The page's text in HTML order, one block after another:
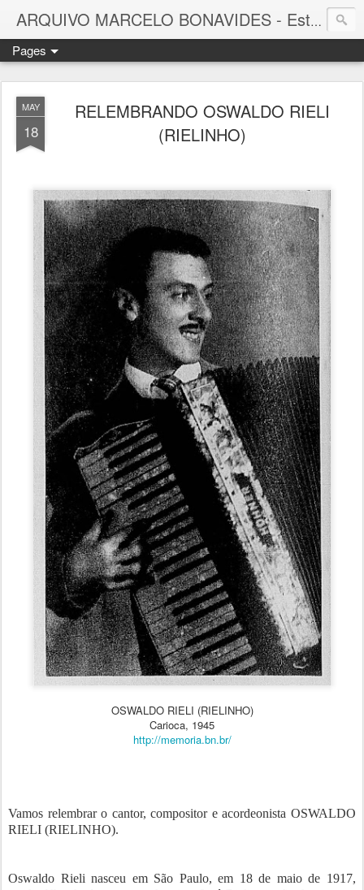
ARQUIVO MARCELO BONAVIDES - Estrelas que nunca se Apagam -
Pages
MAY
18
RELEMBRANDO OSWALDO RIELI
(RIELINHO)
OSWALDO RIELI (RIELINHO)
Carioca, 1945
http://memoria.bn.br/
Vamos relembrar o cantor, compositor e acordeonista OSWALDO
RIELI (RIELINHO).
Oswaldo Rieli nasceu em São Paulo, em 18 de maio de 1917,